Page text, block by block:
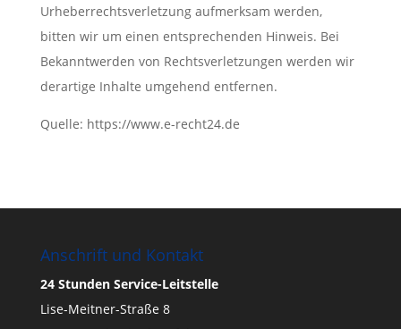
Urheberrechtsverletzung aufmerksam werden,
bitten wir um einen entsprechenden Hinweis. Bei
Bekanntwerden von Rechtsverletzungen werden wir
derartige Inhalte umgehend entfernen.
Quelle: https://www.e-recht24.de
Anschrift und Kontakt
24 Stunden Service-Leitstelle
Lise-Meitner-Straße 8